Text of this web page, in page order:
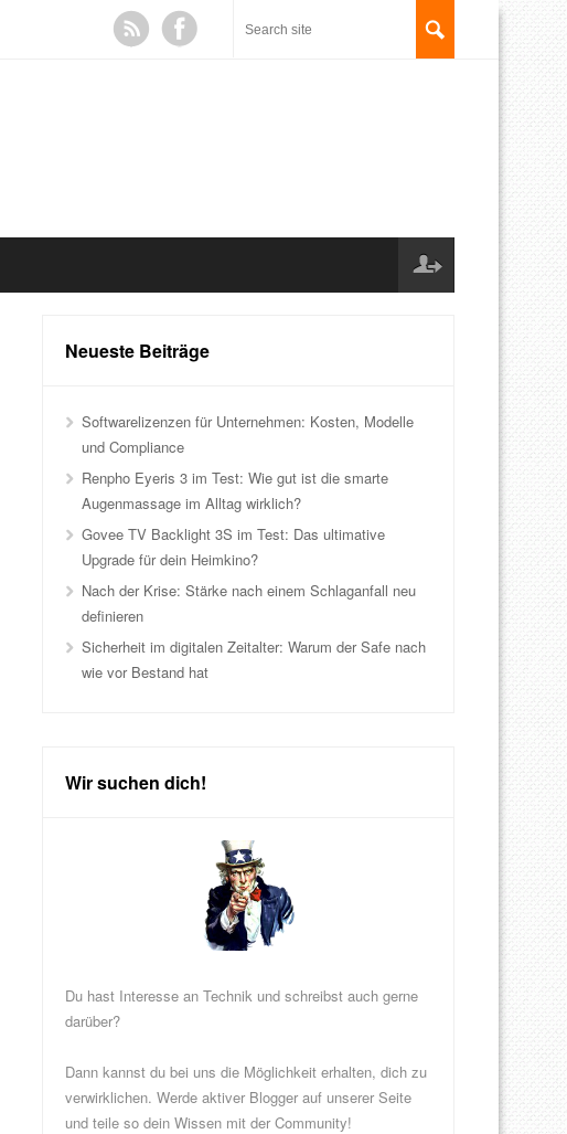
Neueste Beiträge
Softwarelizenzen für Unternehmen: Kosten, Modelle
und Compliance
Renpho Eyeris 3 im Test: Wie gut ist die smarte
Augenmassage im Alltag wirklich?
Govee TV Backlight 3S im Test: Das ultimative
Upgrade für dein Heimkino?
Nach der Krise: Stärke nach einem Schlaganfall neu
definieren
Sicherheit im digitalen Zeitalter: Warum der Safe nach
wie vor Bestand hat
Wir suchen dich!
Du hast Interesse an Technik und schreibst auch gerne
darüber?
Dann kannst du bei uns die Möglichkeit erhalten, dich zu
verwirklichen. Werde aktiver Blogger auf unserer Seite
und teile so dein Wissen mit der Community!